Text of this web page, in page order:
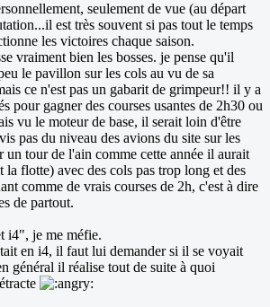
seulement de vue (au départ
est très souvent si pas tout le temps
les victoires chaque saison.
vraiment bien les bosses. je pense qu'il
le pavillon sur les cols au vu de sa
ce n'est pas un gabarit de grimpeur!! il y a
pour gagner des courses usantes de 2h30 ou
vu le moteur de base, il serait loin d'être
pas du niveau des avions du site sur les
un tour de l'ain comme cette année il aurait
la flotte) avec des cols pas trop long et des
comme de vrais courses de 2h, c'est à dire
de partout.
i4", je me méfie.
en i4, il faut lui demander si il se voyait
général il réalise tout de suite à quoi